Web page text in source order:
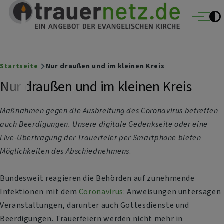
Direkt zum Inhalt
Trauernetz
Ein Angebot der evangelischen Kirche Menü
Breadcrumb
Startseite Nur draußen und im kleinen Kreis
Nur draußen und im kleinen Kreis
Maßnahmen gegen die Ausbreitung des Coronavirus betreffen
auch Beerdigungen. Unsere digitale Gedenkseite oder eine
Live-Übertragung der Trauerfeier per Smartphone bieten
Möglichkeiten des Abschiednehmens.
Bundesweit reagieren die Behörden auf zunehmende
Infektionen mit dem Coronavirus:Anweisungen untersagen
Veranstaltungen, darunter auch Gottesdienste und
Beerdigungen. Trauerfeiern werden nicht mehr in